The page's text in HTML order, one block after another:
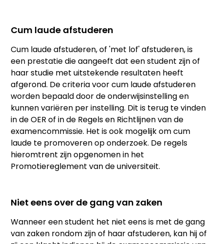
Cum laude afstuderen
Cum laude afstuderen, of 'met lof' afstuderen, is
een prestatie die aangeeft dat een student zijn of
haar studie met uitstekende resultaten heeft
afgerond. De criteria voor cum laude afstuderen
worden bepaald door de onderwijsinstelling en
kunnen variëren per instelling. Dit is terug te vinden
in de OER of in de Regels en Richtlijnen van de
examencommissie. Het is ook mogelijk om cum
laude te promoveren op onderzoek. De regels
hieromtrent zijn opgenomen in het
Promotiereglement van de universiteit.
Niet eens over de gang van zaken
Wanneer een student het niet eens is met de gang
van zaken rondom zijn of haar afstuderen, kan hij of